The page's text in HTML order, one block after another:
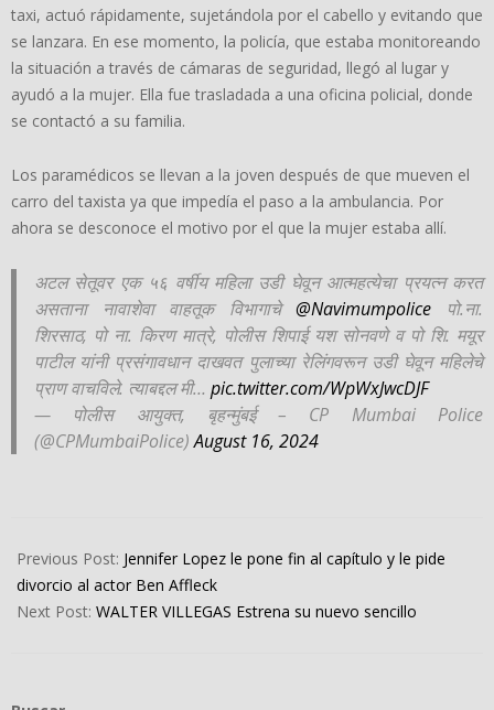
taxi, actuó rápidamente, sujetándola por el cabello y evitando que
se lanzara. En ese momento, la policía, que estaba monitoreando
la situación a través de cámaras de seguridad, llegó al lugar y
ayudó a la mujer. Ella fue trasladada a una oficina policial, donde
se contactó a su familia.
Los paramédicos se llevan a la joven después de que mueven el
carro del taxista ya que impedía el paso a la ambulancia. Por
ahora se desconoce el motivo por el que la mujer estaba allí.
अटल सेतूवर एक ५६ वर्षीय महिला उडी घेवून आत्महत्येचा प्रयत्न करत
असताना नावाशेवा वाहतूक विभागाचे@Navimumpolice पो.ना.
शिरसाठ, पो ना. किरण मात्रे, पोलीस शिपाई यश सोनवणे व पो शि. मयूर
पाटील यांनी प्रसंगावधान दाखवत पुलाच्या रेलिंगवरून उडी घेवून महिलेचे
प्राण वाचविले. त्याबद्दल मी… pic.twitter.com/WpWxJwcDJF
— पोलीस आयुक्त, बृहन्मुंबई – CP Mumbai Police
(@CPMumbaiPolice)August 16, 2024
08-
21
Previous Post: Jennifer Lopez le pone fin al capítulo y le pide
divorcio al actor Ben Affleck
Next Post: WALTER VILLEGAS Estrena su nuevo sencillo